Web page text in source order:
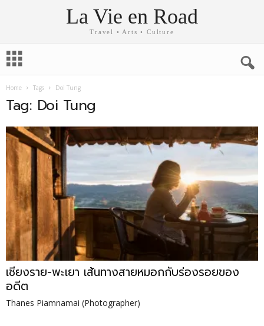
La Vie en Road
Travel • Arts • Culture
Home Tags Doi Tung
Tag: Doi Tung
เชียงราย-พะเยา เส้นทางสายหมอกกับร่องรอยของ
อดีต
Thanes Piamnamai (Photographer)